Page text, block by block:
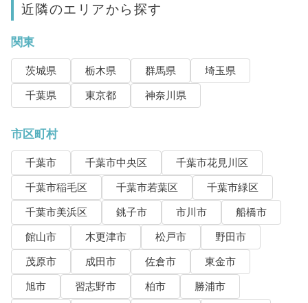
近隣のエリアから探す
関東
茨城県 栃木県 群馬県
埼玉県
千葉県
東京都 神奈川県
市区町村
千葉市 千葉市中央区
千葉市花見川区
千葉市稲毛区
千葉市若葉区
千葉市緑区
千葉市美浜区
銚子市 市川市
船橋市
館山市
木更津市 松戸市
野田市
茂原市
成田市 佐倉市
東金市
旭市
習志野市 柏市
勝浦市